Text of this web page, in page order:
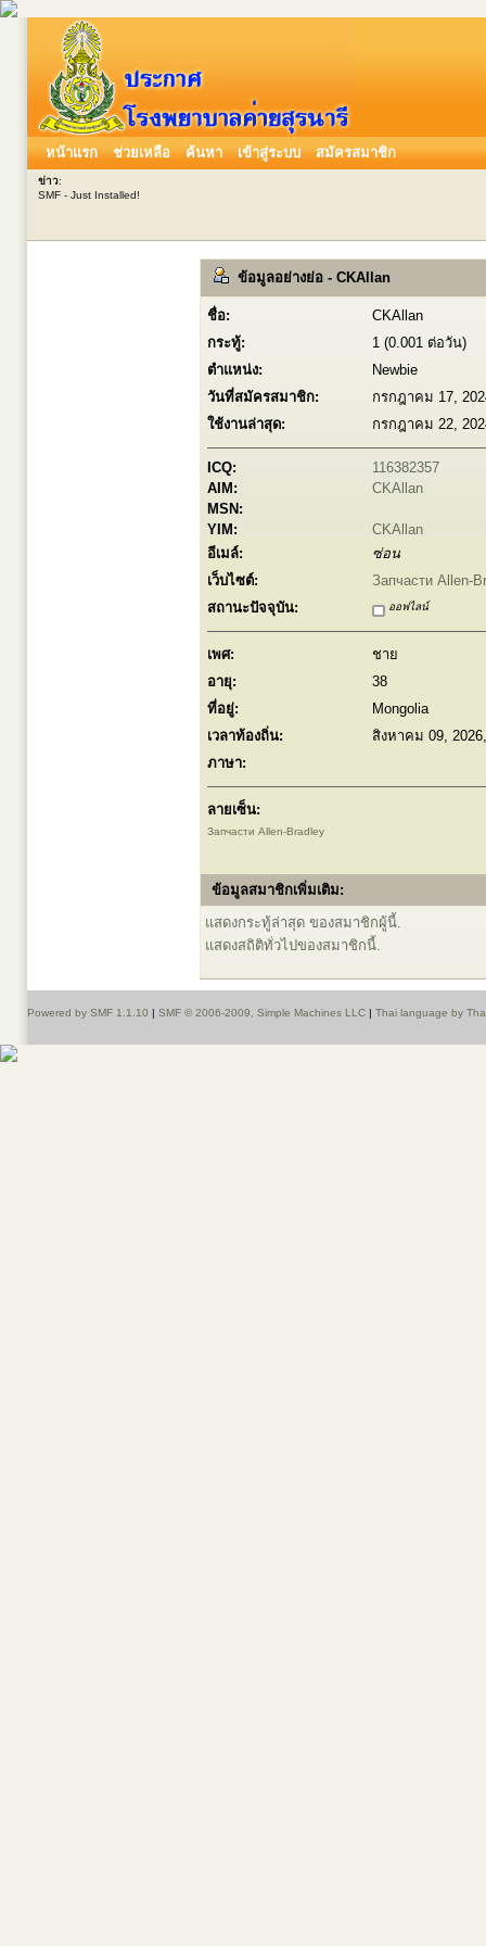
หน้าแรก ช่วยเหลือ ค้นหา เข้าสู่ระบบ สมัครสมาชิก
ข่าว:
SMF - Just Installed!
ข้อมูลอย่างย่อ - CKAllan
ชื่อ:
CKAllan
กระทู้:
1 (0.001 ต่อวัน)
ตำแหน่ง:
Newbie
วันที่สมัครสมาชิก:
กรกฎาคม 17,
ใช้งานล่าสุด:
กรกฎาคม 22,
ICQ:
116382357
AIM:
CKAllan
MSN:
YIM:
CKAllan
อีเมล์:
ซ่อน
เว็บไซต์:
Запчасти Allen-
สถานะปัจจุบัน:
ออฟไลน์
เพศ:
ชาย
อายุ:
38
ที่อยู่:
Mongolia
เวลาท้องถิ่น:
สิงหาคม 09,
ภาษา:
ลายเซ็น:
Запчасти Allen-Bradley
ข้อมูลสมาชิกเพิ่มเติม:
แสดงกระทู้ล่าสุด ของสมาชิกผู้นี้.
แสดงสถิติทั่วไปของสมาชิกนี้.
Powered by SMF 1.1.10 | SMF © 2006-2009, Simple Machines LLC | Thai language by